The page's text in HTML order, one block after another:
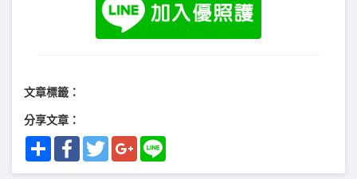
文章標籤：
分享文章：
Share FacebookTwitterGoogle+